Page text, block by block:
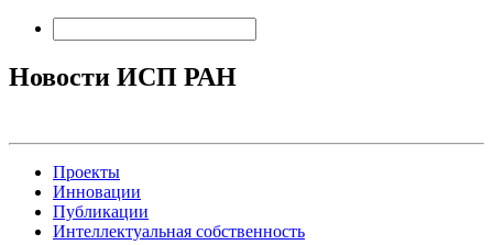
Новости ИСП РАН
Проекты
Инновации
Публикации
Интеллектуальная собственность